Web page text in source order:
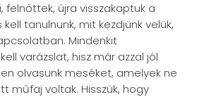
felnőttek, újra visszakaptuk a
tanulnunk, mit kezdjünk velük,
Mindenkit
varázslat, hisz már azzal jól
olvasunk meséket, amelyek ne
műfaj voltak. Hisszük, hogy